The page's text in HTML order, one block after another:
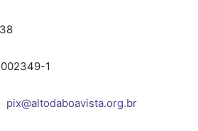
1
pix@altodaboavista.org.br